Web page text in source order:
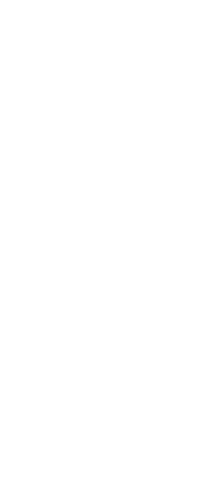
Namaľujte si svoj
SKUPINOVÝ kurz
rodiny, priateľov
so slobodou,
obsah maľovania
5 a viac osôb, pri
Darujte si
pomôcky
Ukážeme si
maľby, miešanie